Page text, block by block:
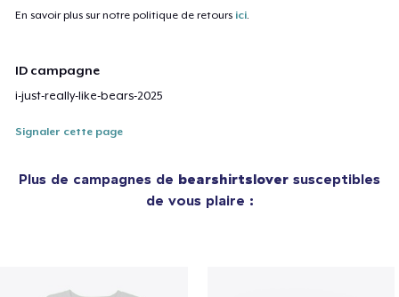
En savoir plus sur notre politique de retours ici.
ID campagne
i-just-really-like-bears-2025
Signaler cette page
Plus de campagnes de bearshirtslover susceptibles
de vous plaire :